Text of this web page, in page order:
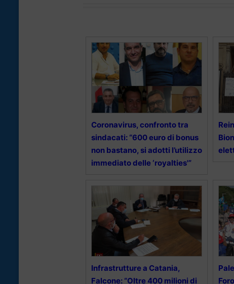
Coronavirus, confronto tra
sindacati: “600 euro di bonus
non bastano, si adotti l’utilizzo
immediato delle ‘royalties'”
Infrastrutture a Catania,
Falcone: “Oltre 400 milioni di